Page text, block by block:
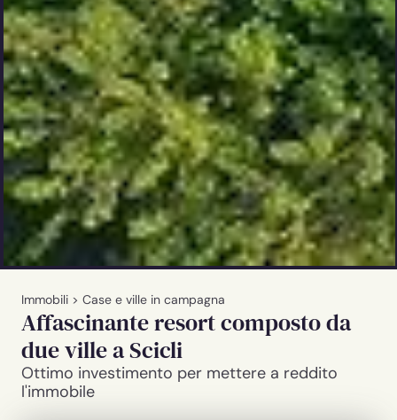
Immobili > Case e ville in campagna
Affascinante resort composto da
due ville a Scicli
Ottimo investimento per mettere a reddito
l'immobile